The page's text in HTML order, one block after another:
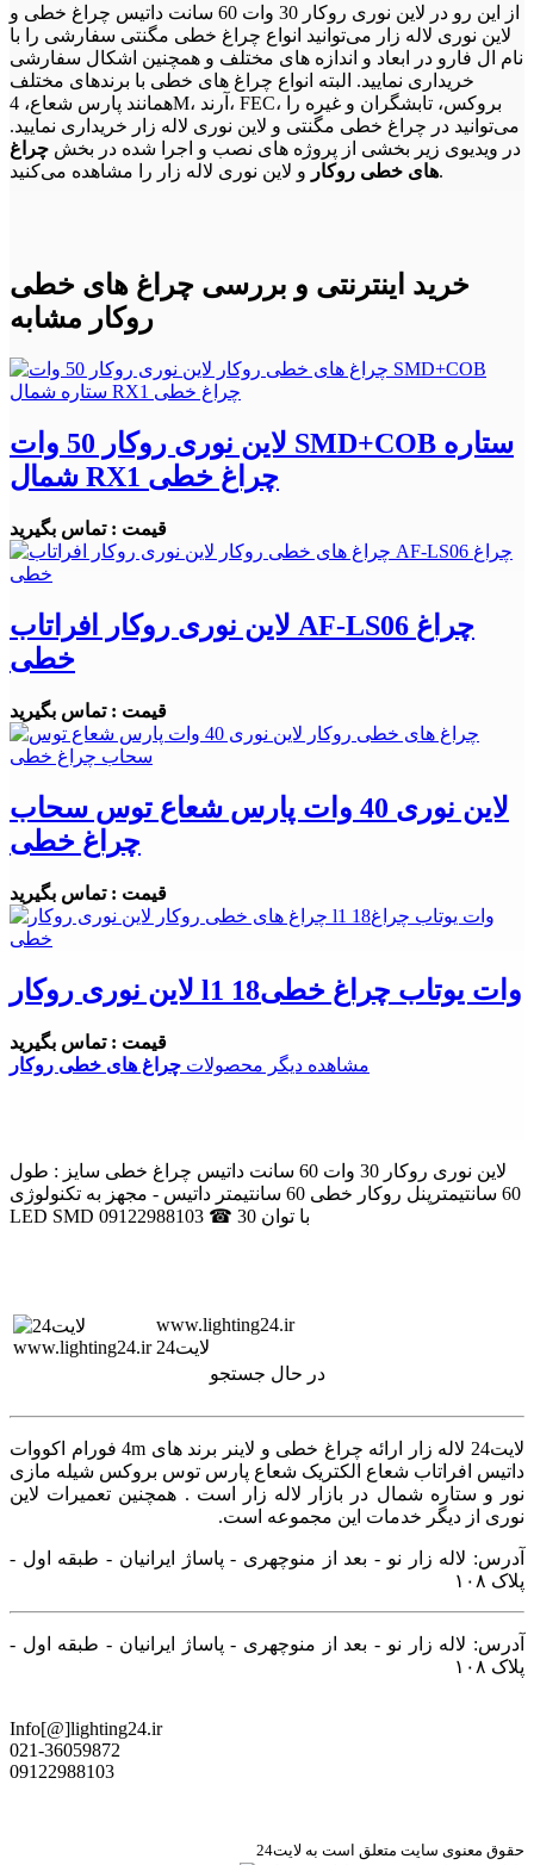
از این رو در لاین نوری روکار 30 وات 60 سانت داتیس چراغ خطی و
لاین نوری لاله زار می‌توانید انواع چراغ خطی مگنتی سفارشی را با
نام ال فارو در ابعاد و اندازه های مختلف و همچنین اشکال سفارشی
خریداری نمایید. البته انواع چراغ های خطی با برندهای مختلف
همانند پارس شعاع، 4M، آرند، FEC، بروکس، تابشگران و غیره را
می‌توانید در چراغ خطی مگنتی و لاین نوری لاله زار خریداری نمایید.
در ویدیوی زیر بخشی از پروژه های نصب و اجرا شده در بخش چراغ
های خطی روکارو لاین نوری لاله زار را مشاهده می‌کنید.
خرید اینترنتی و بررسی چراغ های خطی
روکار مشابه
لاین نوری روکار 50 وات SMD+COB ستاره
شمال RX1 چراغ خطی
قیمت : تماس بگیرید
لاین نوری روکار افراتاب AF-LS06 چراغ
خطی
قیمت : تماس بگیرید
لاین نوری 40 وات پارس شعاع توس سحاب
چراغ خطی
قیمت : تماس بگیرید
لاین نوری روکار l1 18وات یوتاب چراغ خطی
قیمت : تماس بگیرید
مشاهده دیگر محصولات چراغ های خطی روکار
لاین نوری روکار 30 وات 60 سانت داتیس چراغ خطی سایز : طول
60 سانتیمترپنل روکار خطی 60 سانتیمتر داتیس - مجهز به تکنولوژی
LED SMD با توان 30 ☎ 09122988103
www.lighting24.ir
لایت24
در حال جستجو
لایت24 لاله زار ارائه چراغ خطی و لاینر برند های 4m فورام اکووات
داتیس افراتاب شعاع الکتریک شعاع پارس توس بروکس شیله مازی
نور و ستاره شمال در بازار لاله زار است . همچنین تعمیرات لاین
نوری از دیگر خدمات این مجموعه است.
آدرس: لاله زار نو - بعد از منوچهری - پاساژ ایرانیان - طبقه اول -
پلاک ۱۰۸
آدرس: لاله زار نو - بعد از منوچهری - پاساژ ایرانیان - طبقه اول -
پلاک ۱۰۸
Info[@]lighting24.ir
021-36059872
09122988103
حقوق معنوی سایت متعلق است به لایت24